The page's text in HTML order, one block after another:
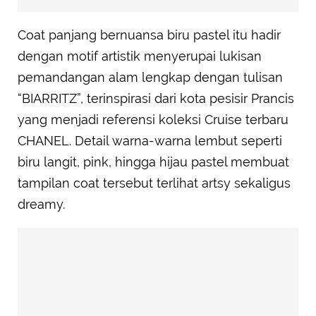
Coat panjang bernuansa biru pastel itu hadir
dengan motif artistik menyerupai lukisan
pemandangan alam lengkap dengan tulisan
“BIARRITZ”, terinspirasi dari kota pesisir Prancis
yang menjadi referensi koleksi Cruise terbaru
CHANEL. Detail warna-warna lembut seperti
biru langit, pink, hingga hijau pastel membuat
tampilan coat tersebut terlihat artsy sekaligus
dreamy.